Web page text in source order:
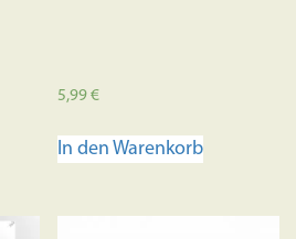
5,99€
In den Warenkorb